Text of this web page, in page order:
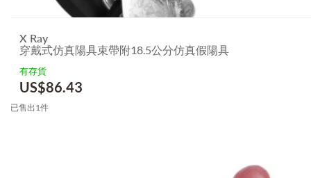
X Ray
穿戴式仿真陽具束帶附18.5公分仿真假陽具
有存貨
US$86.43
已售出1件